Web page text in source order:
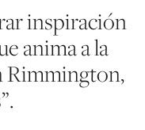
inspiración
anima a la
Rimmington,